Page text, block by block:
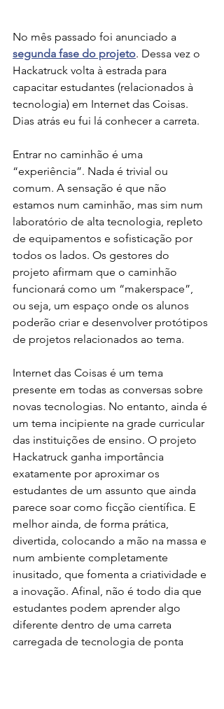
No mês passado foi anunciado a
segunda fase do projeto. Dessa vez o
Hackatruck volta à estrada para
capacitar estudantes (relacionados à
tecnologia) em Internet das Coisas.
Dias atrás eu fui lá conhecer a carreta.
Entrar no caminhão é uma
“experiência”. Nada é trivial ou
comum. A sensação é que não
estamos num caminhão, mas sim num
laboratório de alta tecnologia, repleto
de equipamentos e sofisticação por
todos os lados. Os gestores do
projeto afirmam que o caminhão
funcionará como um “makerspace”,
ou seja, um espaço onde os alunos
poderão criar e desenvolver protótipos
de projetos relacionados ao tema.
Internet das Coisas é um tema
presente em todas as conversas sobre
novas tecnologias. No entanto, ainda é
um tema incipiente na grade curricular
das instituições de ensino. O projeto
Hackatruck ganha importância
exatamente por aproximar os
estudantes de um assunto que ainda
parece soar como ficção científica. E
melhor ainda, de forma prática,
divertida, colocando a mão na massa e
num ambiente completamente
inusitado, que fomenta a criatividade e
a inovação. Afinal, não é todo dia que
estudantes podem aprender algo
diferente dentro de uma carreta
carregada de tecnologia de ponta